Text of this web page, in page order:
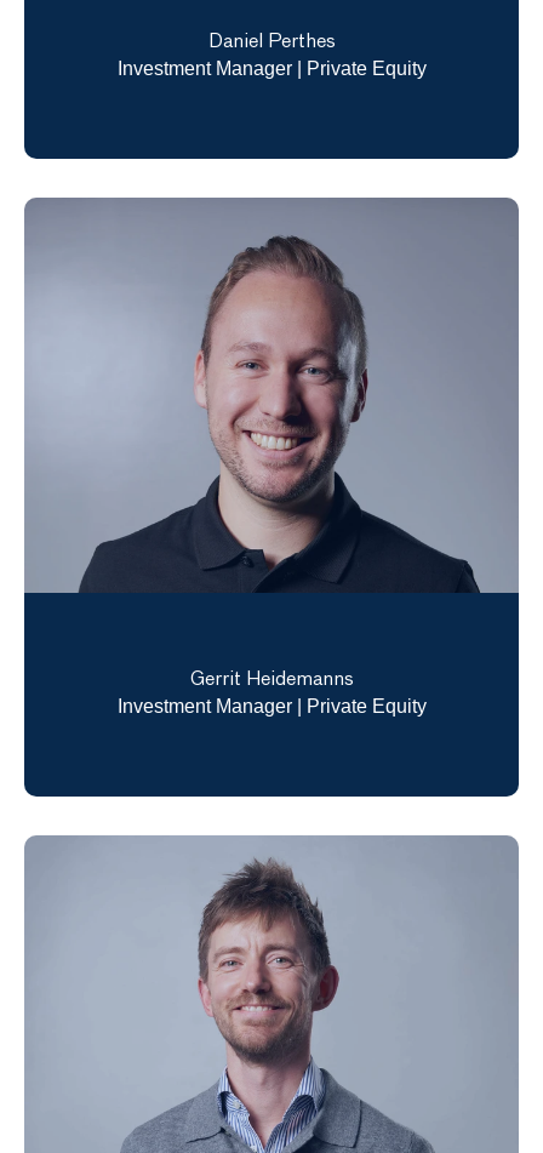
Daniel Perthes
Investment Manager | Private Equity
Gerrit Heidemanns
Investment Manager | Private Equity